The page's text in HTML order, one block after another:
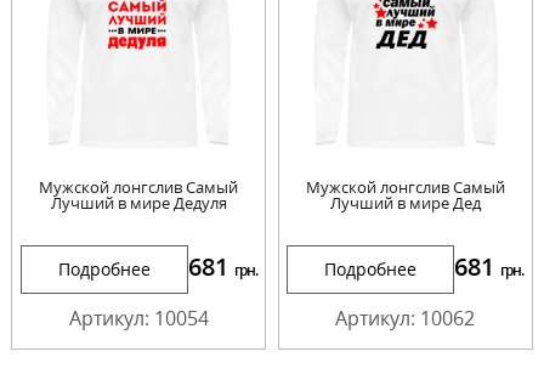
Мужской лонгслив Самый
Лучший в мире Дедуля
Подробнее 681 грн.
Артикул: 10054
Мужской лонгслив Самый
Лучший в мире Дед
Подробнее 681 грн.
Артикул: 10062